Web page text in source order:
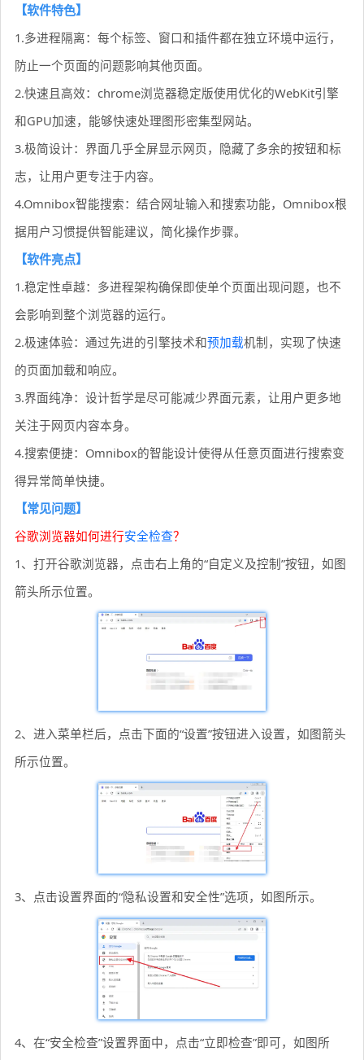
【软件特色】
1.多进程隔离：每个标签、窗口和插件都在独立环境中运行，
防止一个页面的问题影响其他页面。
2.快速且高效：chrome浏览器稳定版使用优化的WebKit引擎
和GPU加速，能够快速处理图形密集型网站。
3.极简设计：界面几乎全屏显示网页，隐藏了多余的按钮和标
志，让用户更专注于内容。
4.Omnibox智能搜索：结合网址输入和搜索功能，Omnibox根
据用户习惯提供智能建议，简化操作步骤。
【软件亮点】
1.稳定性卓越：多进程架构确保即使单个页面出现问题，也不
会影响到整个浏览器的运行。
2.极速体验：通过先进的引擎技术和预加载机制，实现了快速
的页面加载和响应。
3.界面纯净：设计哲学是尽可能减少界面元素，让用户更多地
关注于网页内容本身。
4.搜索便捷：Omnibox的智能设计使得从任意页面进行搜索变
得异常简单快捷。
【常见问题】
谷歌浏览器如何进行安全检查？
1、打开谷歌浏览器，点击右上角的“自定义及控制”按钮，如图
箭头所示位置。
2、进入菜单栏后，点击下面的“设置”按钮进入设置，如图箭头
所示位置。
3、点击设置界面的“隐私设置和安全性”选项，如图所示。
4、在“安全检查”设置界面中，点击“立即检查”即可，如图所